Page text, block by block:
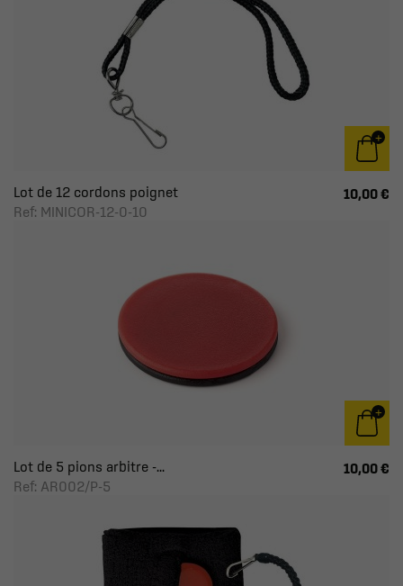
Lot de 12 cordons poignet
Ref: MINICOR-12-0-10
10,00 €
Lot de 5 pions arbitre -...
Ref: AR002/P-5
10,00 €